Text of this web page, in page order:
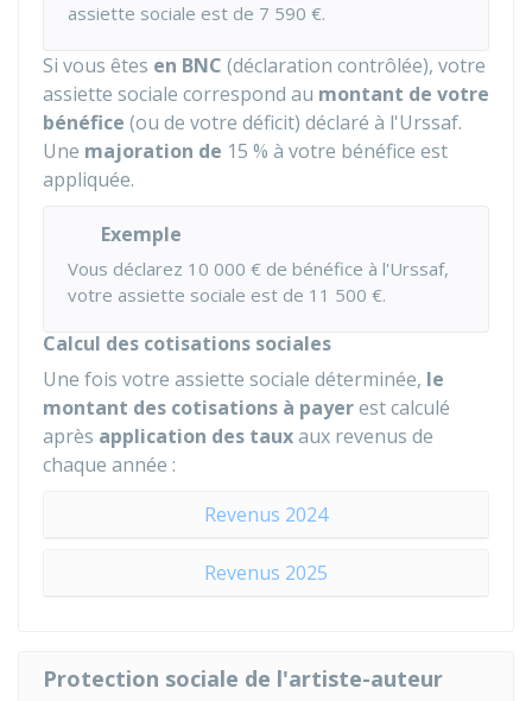
assiette sociale est de 7 590 €.
Si vous êtes en BNC (déclaration contrôlée), votre
assiette sociale correspond au montant de votre
bénéfice (ou de votre déficit) déclaré à l'Urssaf.
Une majoration de 15 % à votre bénéfice est
appliquée.
Exemple
Vous déclarez 10 000 € de bénéfice à l'Urssaf,
votre assiette sociale est de 11 500 €.
Calcul des cotisations sociales
Une fois votre assiette sociale déterminée, le
montant des cotisations à payerest calculé
après application des tauxaux revenus de
chaque année :
Revenus 2024
Revenus 2025
Protection sociale de l'artiste-auteur